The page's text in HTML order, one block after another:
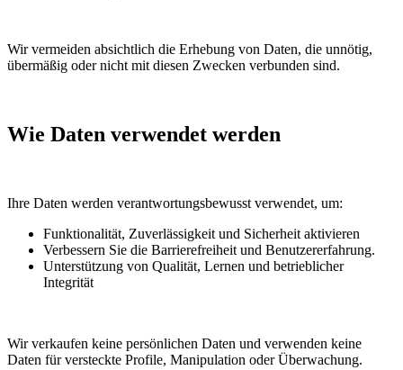
Wir vermeiden absichtlich die Erhebung von Daten, die unnötig,
übermäßig oder nicht mit diesen Zwecken verbunden sind.
Wie Daten verwendet werden
Ihre Daten werden verantwortungsbewusst verwendet, um:
Funktionalität, Zuverlässigkeit und Sicherheit aktivieren
Verbessern Sie die Barrierefreiheit und Benutzererfahrung.
Unterstützung von Qualität, Lernen und betrieblicher
Integrität
Wir verkaufen keine persönlichen Daten und verwenden keine
Daten für versteckte Profile, Manipulation oder Überwachung.